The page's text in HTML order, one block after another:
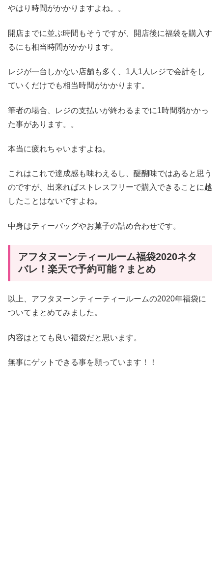
やはり時間がかかりますよね。。
開店までに並ぶ時間もそうですが、開店後に福袋を購入す
るにも相当時間がかかります。
レジが一台しかない店舗も多く、1人1人レジで会計をし
ていくだけでも相当時間がかかります。
筆者の場合、レジの支払いが終わるまでに1時間弱かかっ
た事があります。。
本当に疲れちゃいますよね。
これはこれで達成感も味わえるし、醍醐味ではあると思う
のですが、出来ればストレスフリーで購入できることに越
したことはないですよね。
中身はティーバッグやお菓子の詰め合わせです。
アフタヌーンティールーム福袋2020ネタ
バレ！楽天で予約可能？まとめ
以上、アフタヌーンティーティールームの2020年福袋に
ついてまとめてみました。
内容はとても良い福袋だと思います。
無事にゲットできる事を願っています！！